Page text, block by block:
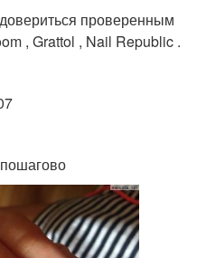
проверенным
, Grattol , Nail Republic .